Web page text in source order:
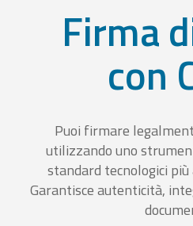
Firma
con
Puoi firmare
utilizzando uno
standard tecnologici
Garantisce autenticità,